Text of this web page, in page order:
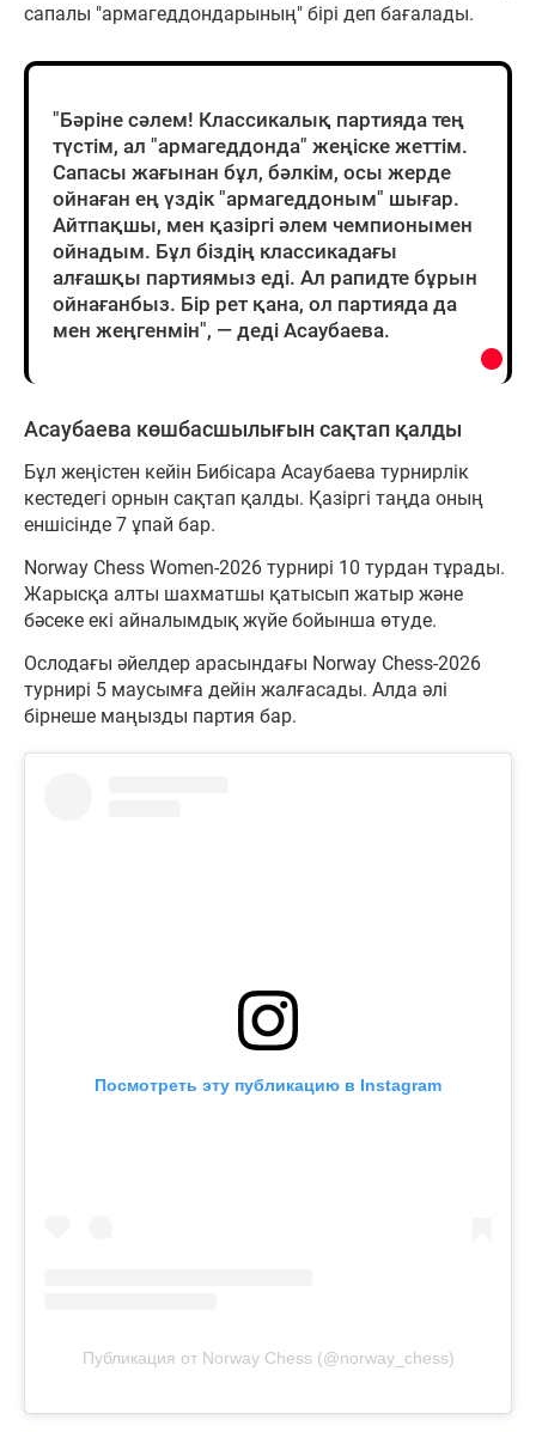
сапалы "армагеддондарының" бірі деп бағалады.
"Бәріне сәлем! Классикалық партияда тең
түстім, ал "армагеддонда" жеңіске жеттім.
Сапасы жағынан бұл, бәлкім, осы жерде
ойнаған ең үздік "армагеддоным" шығар.
Айтпақшы, мен қазіргі әлем чемпионымен
ойнадым. Бұл біздің классикадағы
алғашқы партиямыз еді. Ал рапидте бұрын
ойнағанбыз. Бір рет қана, ол партияда да
мен жеңгенмін", — деді Асаубаева.
Асаубаева көшбасшылығын сақтап қалды
Бұл жеңістен кейін Бибісара Асаубаева турнирлік
кестедегі орнын сақтап қалды. Қазіргі таңда оның
еншісінде 7 ұпай бар.
Norway Chess Women-2026 турнирі 10 турдан тұрады.
Жарысқа алты шахматшы қатысып жатыр және
бәсеке екі айналымдық жүйе бойынша өтуде.
Ослодағы әйелдер арасындағы Norway Chess-2026
турнирі 5 маусымға дейін жалғасады. Алда әлі
бірнеше маңызды партия бар.
Посмотреть эту публикацию в Instagram
Публикация от Norway Chess (@norway_chess)